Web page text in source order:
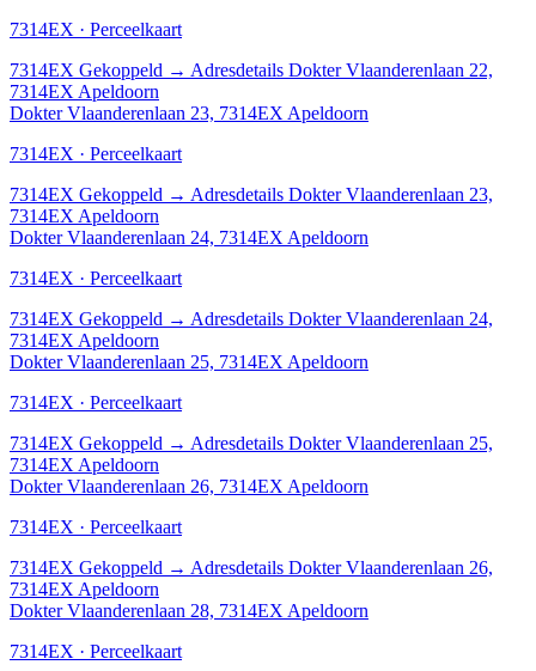
7314EX · Perceelkaart
7314EX Gekoppeld → Adresdetails Dokter Vlaanderenlaan 22,
7314EX Apeldoorn
Dokter Vlaanderenlaan 23, 7314EX Apeldoorn
7314EX · Perceelkaart
7314EX Gekoppeld → Adresdetails Dokter Vlaanderenlaan 23,
7314EX Apeldoorn
Dokter Vlaanderenlaan 24, 7314EX Apeldoorn
7314EX · Perceelkaart
7314EX Gekoppeld → Adresdetails Dokter Vlaanderenlaan 24,
7314EX Apeldoorn
Dokter Vlaanderenlaan 25, 7314EX Apeldoorn
7314EX · Perceelkaart
7314EX Gekoppeld → Adresdetails Dokter Vlaanderenlaan 25,
7314EX Apeldoorn
Dokter Vlaanderenlaan 26, 7314EX Apeldoorn
7314EX · Perceelkaart
7314EX Gekoppeld → Adresdetails Dokter Vlaanderenlaan 26,
7314EX Apeldoorn
Dokter Vlaanderenlaan 28, 7314EX Apeldoorn
7314EX · Perceelkaart